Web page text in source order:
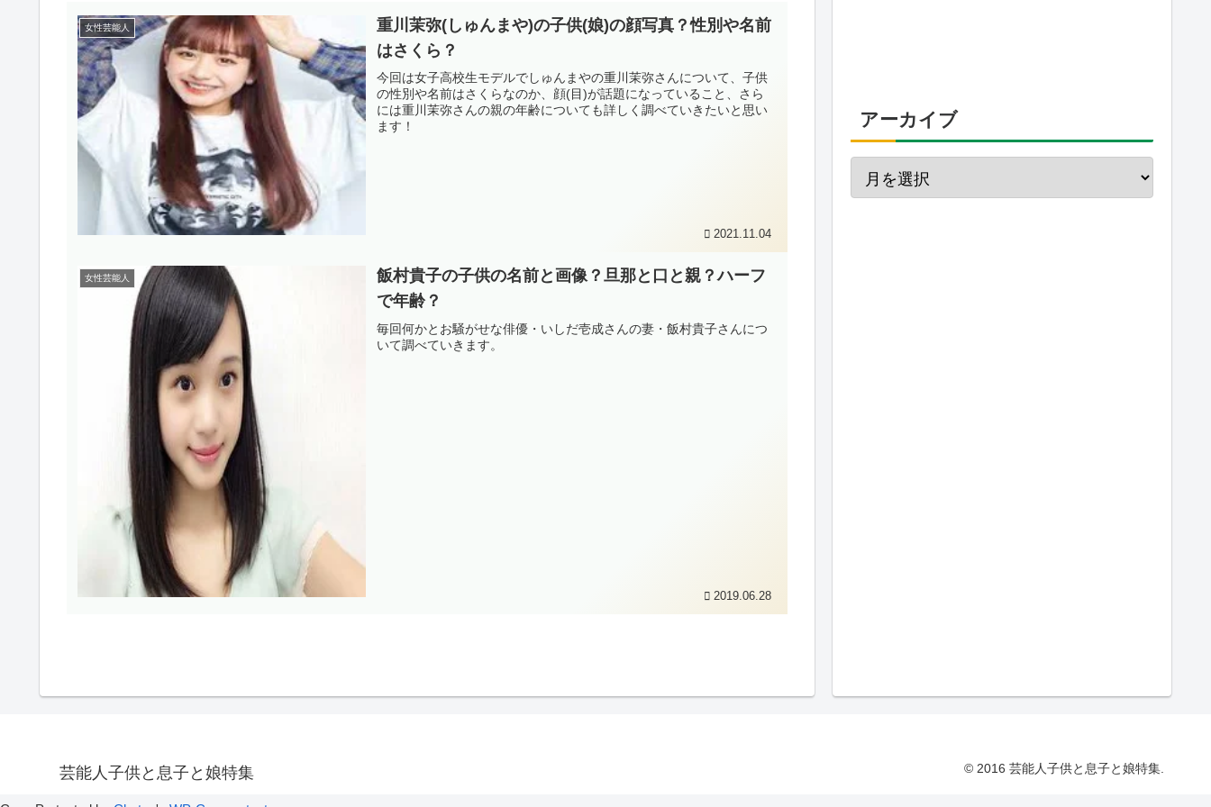
女性芸能人
重川茉弥(しゅんまや)の子供(娘)の顔写真？性別や名前
はさくら？
今回は女子高校生モデルでしゅんまやの重川茉弥さんについて、子供
の性別や名前はさくらなのか、顔(目)が話題になっていること、さら
には重川茉弥さんの親の年齢についても詳しく調べていきたいと思い
ます！
2021.11.04
女性芸能人
飯村貴子の子供の名前と画像？旦那と口と親？ハーフ
で年齢？
毎回何かとお騒がせな俳優・いしだ壱成さんの妻・飯村貴子さんにつ
いて調べていきます。
2019.06.28
アーカイブ
芸能人子供と息子と娘特集 © 2016 芸能人子供と息子と娘特集.